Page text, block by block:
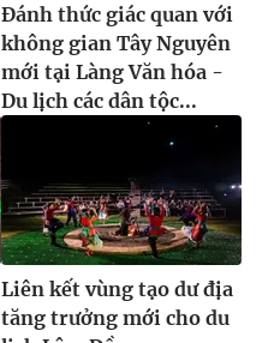
Đánh thức giác quan với
không gian Tây Nguyên
mới tại Làng Văn hóa -
Du lịch các dân tộc...
Liên kết vùng tạo dư địa
tăng trưởng mới cho du